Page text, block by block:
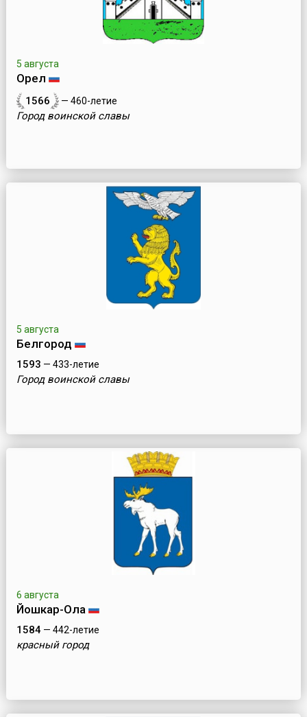
5 августа
Орел
1566 — 460-летие
Город воинской славы
5 августа
Белгород
1593 — 433-летие
Город воинской славы
6 августа
Йошкар-Ола
1584— 442-летие
красный город